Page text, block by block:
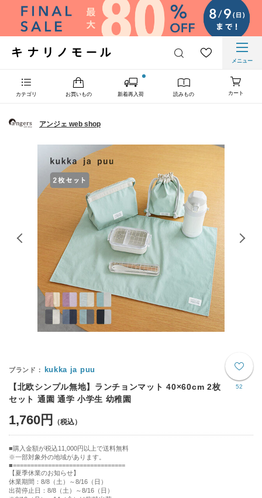
メニュー
カテゴリ お買いもの 新着再入荷 読みもの カート
アンジェ web shop
52
kukka ja puu
【北欧シンプル無地】ランチョンマット 40×60cm 2枚
セット 通園 通学 小学生 幼稚園
1,760円
購入金額が税込11,000円以上で送料無料
※一部対象外の地域があります。
================================
【夏季休業のお知らせ】
休業期間：8/8（土）～8/16（日）
出荷停止日：8/8（土）～8/16（日）